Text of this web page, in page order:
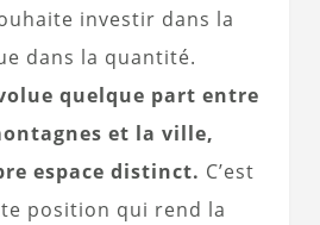
investir dans la
dans la quantité.
quelque part entre
et la ville,
espace distinct. C’est
position qui rend la